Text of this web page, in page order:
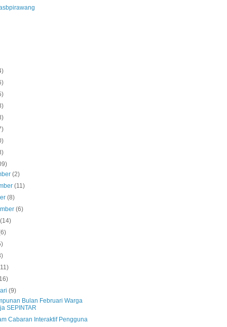
(2)
(11)
(8)
(6)
(14)
(9)
Bulan Februari Warga
SEPINTAR
Cabaran Interaktif Pengguna